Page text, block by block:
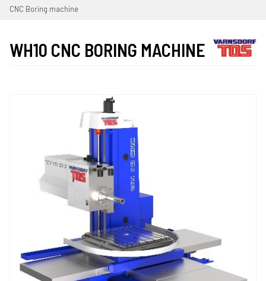
CNC Boring machine
WH10 CNC BORING MACHINE